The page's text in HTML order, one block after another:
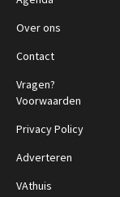
Over ons
Contact
Vragen?
Voorwaarden
Privacy Policy
Adverteren
VAthuis